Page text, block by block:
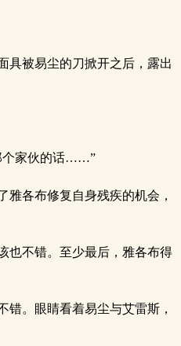
被易尘的刀掀开之后，露出
家伙的话……”
各布修复自身残疾的机会，
不错。至少最后，雅各布得
。眼睛看着易尘与艾雷斯，